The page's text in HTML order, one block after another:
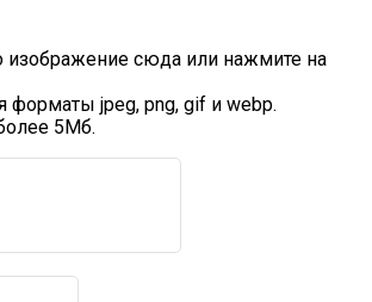
изображение сюда или нажмите на
форматы jpeg, png, gif и webp.
5Mб.